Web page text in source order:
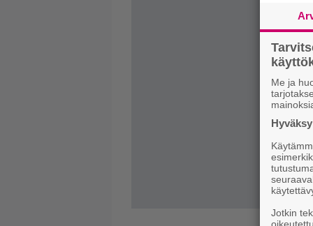
Me ja
Jotkin